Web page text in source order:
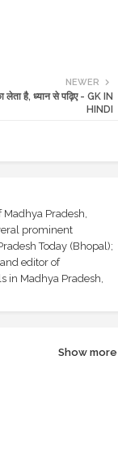
NEWER
है, ध्यान से पढ़िए - GK IN
HINDI
Pradesh,
prominent
Today (Bhopal);
editor of
in Madhya Pradesh,
Show more